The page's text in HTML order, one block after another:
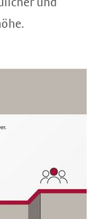
und